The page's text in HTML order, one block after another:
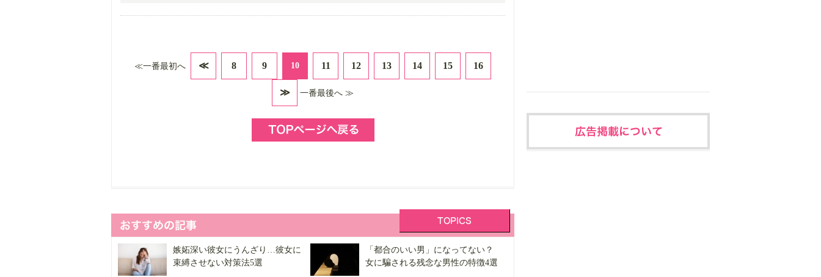
≪一番最初へ ≪ 8 9 10 11 12 13 14 15 16
≫ 一番最後へ ≫
嫉妬深い彼女にうんざり…彼女に
束縛させない対策法5選
「都合のいい男」になってない？
女に騙される残念な男性の特徴4選